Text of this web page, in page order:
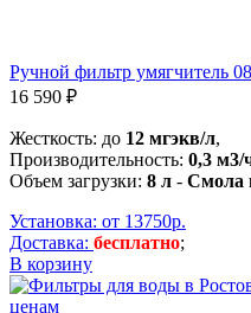
Ручной фильтр умягчитель
16 590 ₽
Жесткость: до 12 мгэкв/л,
Производительность: 0,3 м3/
Объем загрузки: 8 л - Смола
Установка: от 13750р.
Доставка: бесплатно;
В корзину